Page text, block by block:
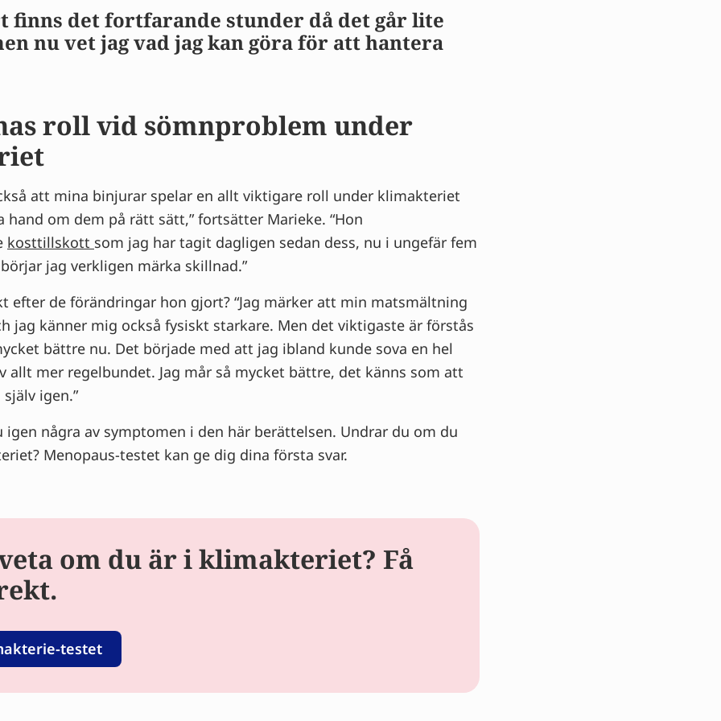
finns det fortfarande stunder då det går lite
nu vet jag vad jag kan göra för att hantera
roll vid sömnproblem under
att mina binjurar spelar en allt viktigare roll under klimakteriet
hand om dem på rätt sätt,” fortsätter Marieke. “Hon
kosttillskott som jag har tagit dagligen sedan dess, nu i ungefär fem
jag verkligen märka skillnad.”
efter de förändringar hon gjort? “Jag märker att min matsmältning
jag känner mig också fysiskt starkare. Men det viktigaste är förstås
bättre nu. Det började med att jag ibland kunde sova en hel
allt mer regelbundet. Jag mår så mycket bättre, det känns som att
igen.”
igen några av symptomen i den här berättelsen. Undrar du om du
Menopaus-testet kan ge dig dina första svar.
om du är i klimakteriet? Få
testet